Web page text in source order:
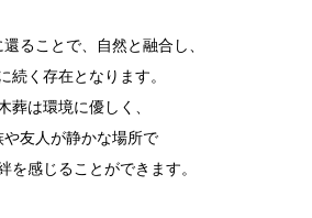
ることで、自然と融合し、
続く存在となります。
葬は環境に優しく、
や友人が静かな場所で
を感じることができます。